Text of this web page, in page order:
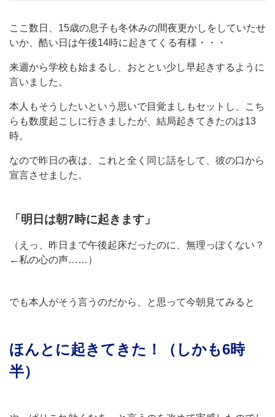
ここ数日、15歳の息子も冬休みの間夜更かしをしていたせ
いか、酷い日は午後14時に起きてくる有様・・・
来週から学校も始まるし、おととい少し早起きするように
言いました。
本人もそうしたいという思いで目覚ましもセットし、こち
らも数度起こしに行きましたが、結局起きてきたのは13
時。
なので昨日の夜は、これと全く同じ話をして、彼の口から
宣言させました。
「明日は朝7時に起きます」
（えっ、昨日まで午後起床だったのに、無理っぽくない？
←私の心の声……）
でも本人がそう言うのだから、と思って今朝見てみると
ほんとに起きてきた！（しかも6時
半）